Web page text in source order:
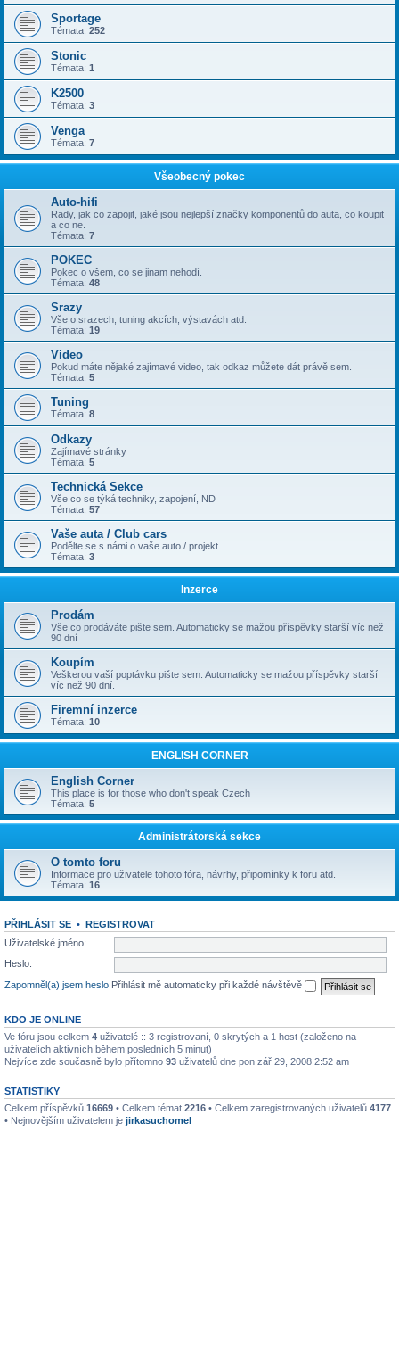
Sportage
Témata: 252
Stonic
Témata: 1
K2500
Témata: 3
Venga
Témata: 7
Všeobecný pokec
Auto-hifi
Rady, jak co zapojit, jaké jsou nejlepší značky komponentů do auta, co koupit
a co ne.
Témata: 7
POKEC
Pokec o všem, co se jinam nehodí.
Témata: 48
Srazy
Vše o srazech, tuning akcích, výstavách atd.
Témata: 19
Video
Pokud máte nějaké zajímavé video, tak odkaz můžete dát právě sem.
Témata: 5
Tuning
Témata: 8
Odkazy
Zajímavé stránky
Témata: 5
Technická Sekce
Vše co se týká techniky, zapojení, ND
Témata: 57
Vaše auta / Club cars
Podělte se s námi o vaše auto / projekt.
Témata: 3
Inzerce
Prodám
Vše co prodáváte pište sem. Automaticky se mažou příspěvky starší víc než
90 dní
Koupím
Veškerou vaší poptávku pište sem. Automaticky se mažou příspěvky starší
víc než 90 dní.
Firemní inzerce
Témata: 10
ENGLISH CORNER
English Corner
This place is for those who don't speak Czech
Témata: 5
Administrátorská sekce
O tomto foru
Informace pro uživatele tohoto fóra, návrhy, připomínky k foru atd.
Témata: 16
PŘIHLÁSIT SE • REGISTROVAT
Uživatelské jméno:
Heslo:
Zapomněl(a) jsem heslo Přihlásit mě automaticky při každé návštěvě
KDO JE ONLINE
Ve fóru jsou celkem 4 uživatelé :: 3 registrovaní, 0 skrytých a 1 host (založeno na
uživatelích aktivních během posledních 5 minut)
Nejvíce zde současně bylo přítomno 93 uživatelů dne pon zář 29, 2008 2:52 am
STATISTIKY
Celkem příspěvků 16669 • Celkem témat 2216 • Celkem zaregistrovaných uživatelů 4177
• Nejnovějším uživatelem je jirkasuchomel